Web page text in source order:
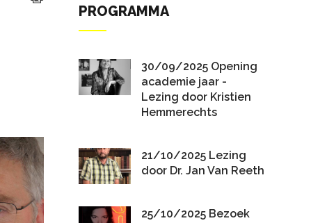
PROGRAMMA
30/09/2025 Opening
academie jaar -
Lezing door Kristien
Hemmerechts
21/10/2025 Lezing
door Dr. Jan Van Reeth
25/10/2025 Bezoek